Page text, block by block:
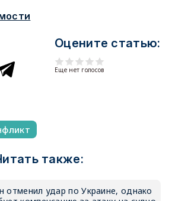
Оцените статью:
Еще нет голосов
также:
отменил удар по Украине, однако